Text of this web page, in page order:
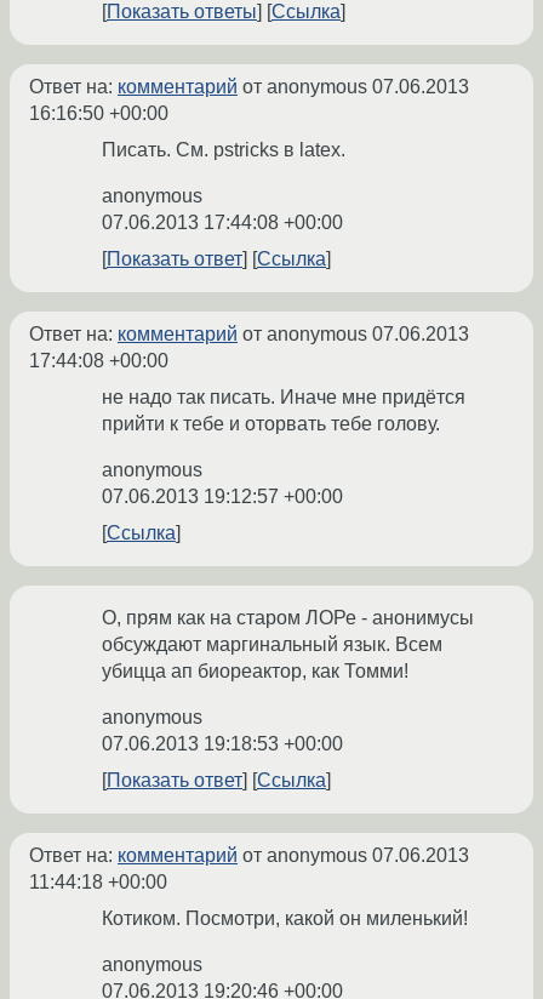
Показать ответы
Ссылка
Ответ на: комментарий от anonymous 07.06.2013
16:16:50 +00:00
Писать. См. pstricks в latex.
anonymous
07.06.2013 17:44:08 +00:00
Показать ответ
Ссылка
Ответ на: комментарий от anonymous 07.06.2013
17:44:08 +00:00
не надо так писать. Иначе мне придётся
прийти к тебе и оторвать тебе голову.
anonymous
07.06.2013 19:12:57 +00:00
Ссылка
О, прям как на старом ЛОРе - анонимусы
обсуждают маргинальный язык. Всем
убицца ап биореактор, как Томми!
anonymous
07.06.2013 19:18:53 +00:00
Показать ответ
Ссылка
Ответ на: комментарий от anonymous 07.06.2013
11:44:18 +00:00
Котиком. Посмотри, какой он миленький!
anonymous
07.06.2013 19:20:46 +00:00